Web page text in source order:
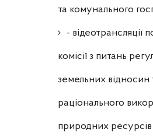
та комунального
- відеотрансляції
комісії з питань
земельних відносин
раціонального
природних ресурсів